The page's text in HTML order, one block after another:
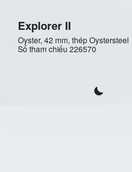
Explorer II
Oyster, 42 mm, thép Oystersteel
Số tham chiếu 226570